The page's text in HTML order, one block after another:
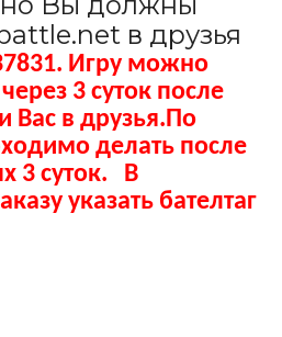
в друзья
Игру можно
3 суток после
Вас в друзья.По
делать после
3 суток.
В
указать бателтаг